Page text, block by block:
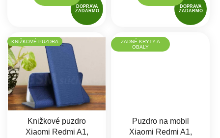
DOPRAVA
ZADARMO
DOPRAVA
ZADARMO
KNIŽKOVÉ PUZDRA
Knižkové puzdro
Xiaomi Redmi A1,
ZADNÉ KRYTY A
OBALY
Puzdro na mobil
Xiaomi Redmi A1,